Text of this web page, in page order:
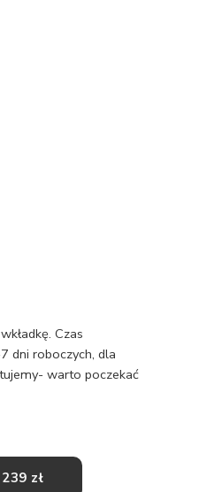
Czas
dni roboczych, dla
warto poczekać
239 zł